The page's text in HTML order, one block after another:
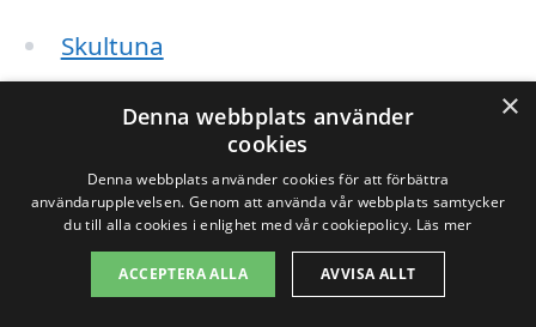
Skultuna
Bergslagen
Västerås
Surahammar
Kungsör
×
Denna webbplats använder
cookies
Denna webbplats använder cookies för att förbättra
användarupplevelsen. Genom att använda vår webbplats samtycker
du till alla cookies i enlighet med vår cookiepolicy. Läs mer
ACCEPTERA ALLA AVVISA ALLT